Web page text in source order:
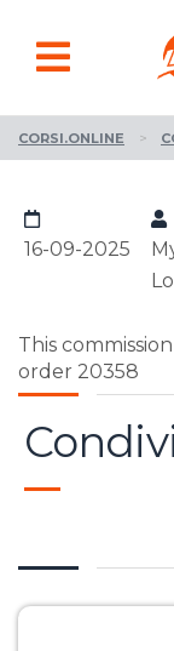
CORSI.ONLINE >
16-09-2025
This
order 20358